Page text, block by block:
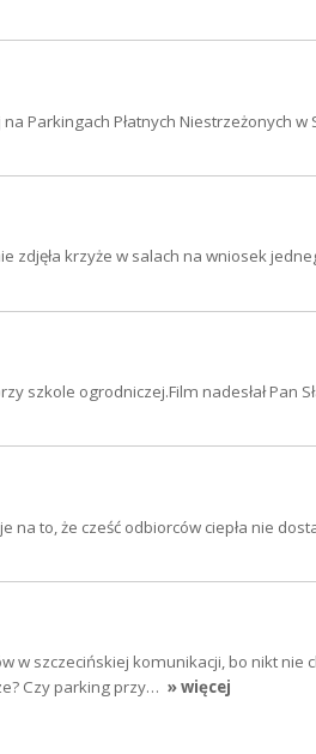
Parkingach Płatnych Niestrzeżonych w
krzyże w salach na wniosek
szkole ogrodniczej.Film nadesłał Pan
to, że cześć odbiorców ciepła nie
w szczecińskiej komunikacji, bo nikt nie
Czy parking przy… » więcej